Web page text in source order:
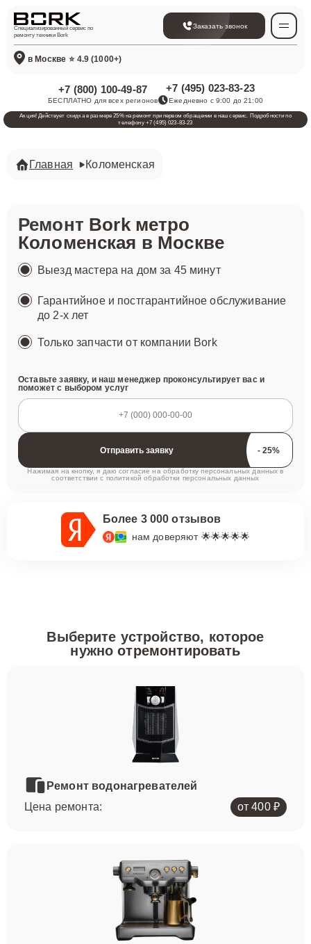
Специализированный сервис по
ремонту техники Bork
Заказать звонок
в Москве ⭐ 4.9 (1000+)
+7 (800) 100-49-87
БЕСПЛАТНО для всех регионов
+7 (495) 023-83-23
Ежедневно с 9:00 до 21:00
Акция! Действует скидка в размере 25% на ремонт при первом обращении в наш сервис. Подробности по
телефону +7 (495) 023-83-23
Главная Коломенская
Ремонт Bork метро
Коломенская в Москве
Выезд мастера на дом за 45 минут
Гарантийное и постгарантийное обслуживание
до 2-х лет
Только запчасти от компании Bork
Оставьте заявку, и наш менеджер проконсультирует вас и
поможет с выбором услуг
Отправить заявку
Нажимая на кнопку, я даю согласие на обработку персональных данных в
соответствии с политикой обработки персональных данных
Более 3 000 отзывов
нам доверяют 🌟🌟🌟🌟🌟
Выберите устройство, которое
нужноотремонтировать
Ремонт водонагревателей
Цена ремонта:
от 400 ₽